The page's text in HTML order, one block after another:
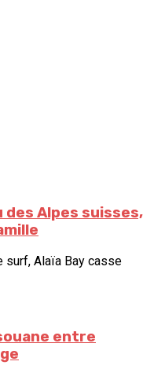
des Alpes suisses,
surf, Alaïa Bay casse
entre